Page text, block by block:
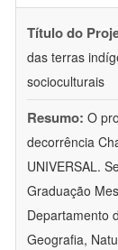
Título do
das terras
socioculturais
Resumo: O
decorrência
UNIVERSAL.
Graduação
Departamento
Geografia,